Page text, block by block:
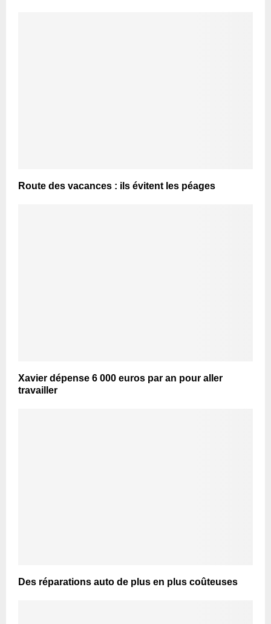
Route des vacances : ils évitent les péages
Xavier dépense 6 000 euros par an pour aller
travailler
Des réparations auto de plus en plus coûteuses